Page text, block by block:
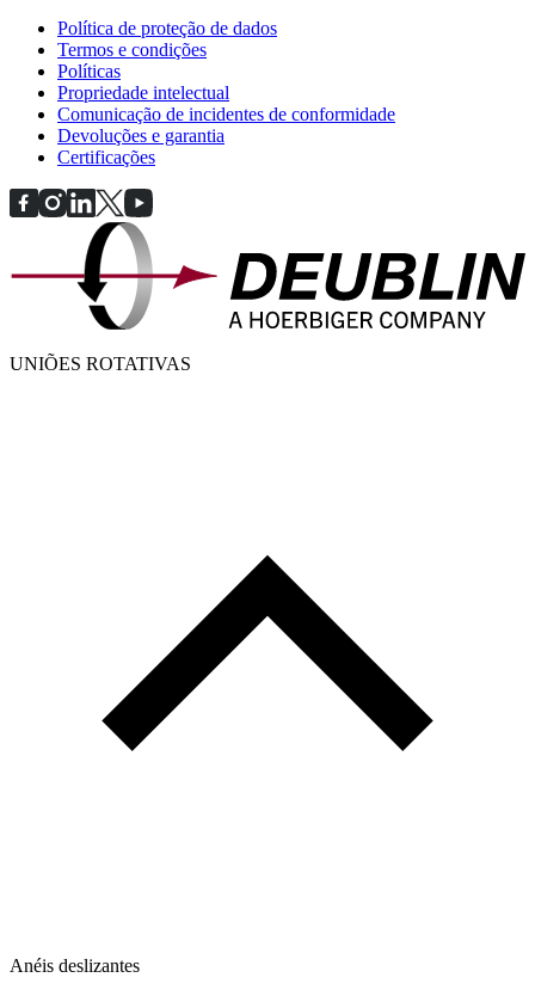
Política de proteção de dados
Termos e condições
Políticas
Propriedade intelectual
Comunicação de incidentes de conformidade
Devoluções e garantia
Certificações
UNIÕES ROTATIVAS
Anéis deslizantes